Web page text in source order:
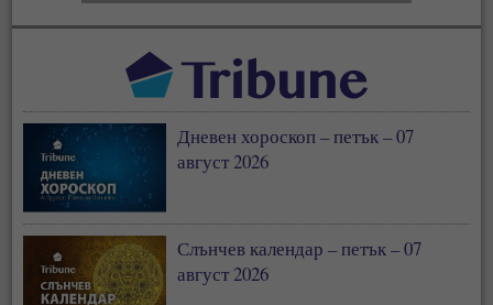
Дневен хороскоп – петък – 07
август 2026
Слънчев календар – петък – 07
август 2026